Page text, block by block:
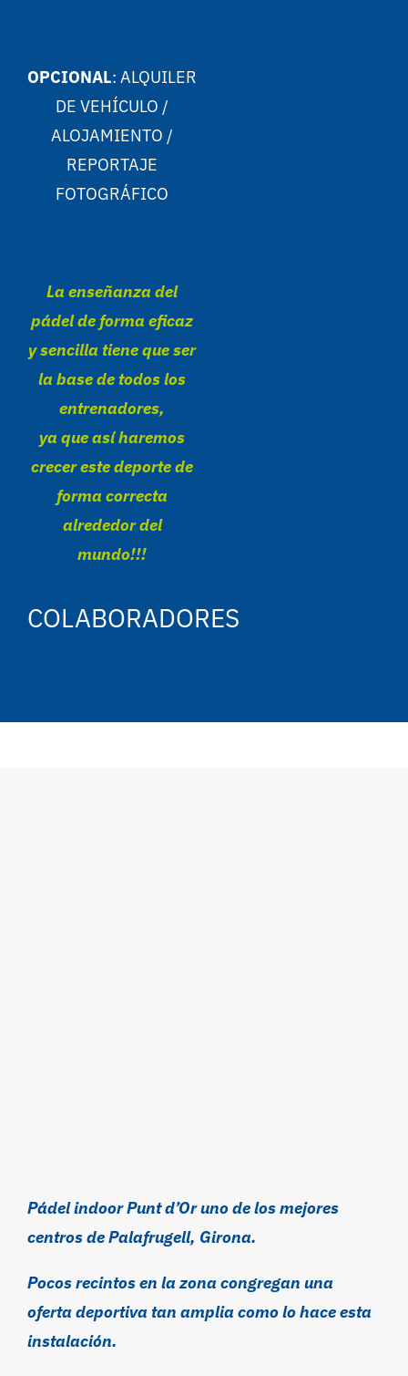
OPCIONAL: ALQUILER
DE VEHÍCULO /
ALOJAMIENTO /
REPORTAJE
FOTOGRÁFICO
La enseñanza del
pádel de forma eficaz
y sencilla tiene que ser
la base de todos los
entrenadores,
ya que así haremos
crecer este deporte de
forma correcta
alrededor del
mundo!!!
COLABORADORES
Pádel indoor Punt d’Or uno de los mejores
centros de Palafrugell, Girona.
Pocos recintos en la zona congregan una
oferta deportiva tan amplia como lo hace esta
instalación.